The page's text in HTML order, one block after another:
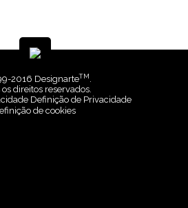
2016 DesignarteTM.
os direitos reservados.
Definição de Privacidade
de cookies